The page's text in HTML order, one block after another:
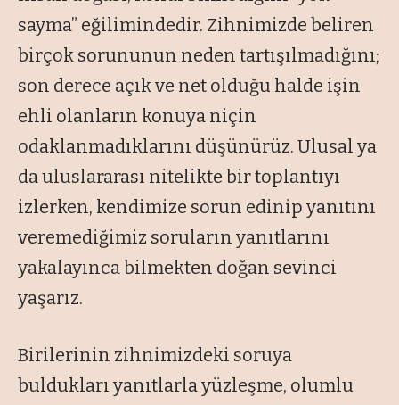
sayma” eğilimindedir. Zihnimizde beliren
birçok sorununun neden tartışılmadığını;
son derece açık ve net olduğu halde işin
ehli olanların konuya niçin
odaklanmadıklarını düşünürüz. Ulusal ya
da uluslararası nitelikte bir toplantıyı
izlerken, kendimize sorun edinip yanıtını
veremediğimiz soruların yanıtlarını
yakalayınca bilmekten doğan sevinci
yaşarız.
Birilerinin zihnimizdeki soruya
buldukları yanıtlarla yüzleşme, olumlu